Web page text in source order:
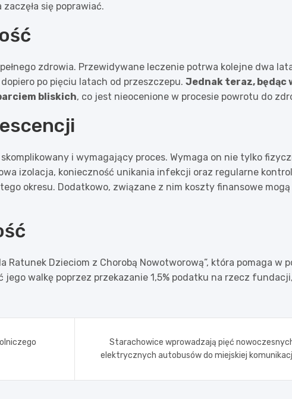
się poprawiać.
zdrowia. Przewidywane leczenie potrwa kolejne dwa
po pięciu latach od przeszczepu. Jednak teraz, będąc
bliskich, co jest nieocenione w procesie powrotu do
i wymagający proces. Wymaga on nie tylko
izolacja, konieczność unikania infekcji oraz regularne
okresu. Dodatkowo, związane z nim koszty finansowe mogą
Ratunek Dzieciom z Chorobą Nowotworową”, która pomaga w
jego walkę poprzez przekazanie 1,5% podatku na rzecz fundacji,
Starachowice wprowadzają pięć
elektrycznych autobusów do miejskiej